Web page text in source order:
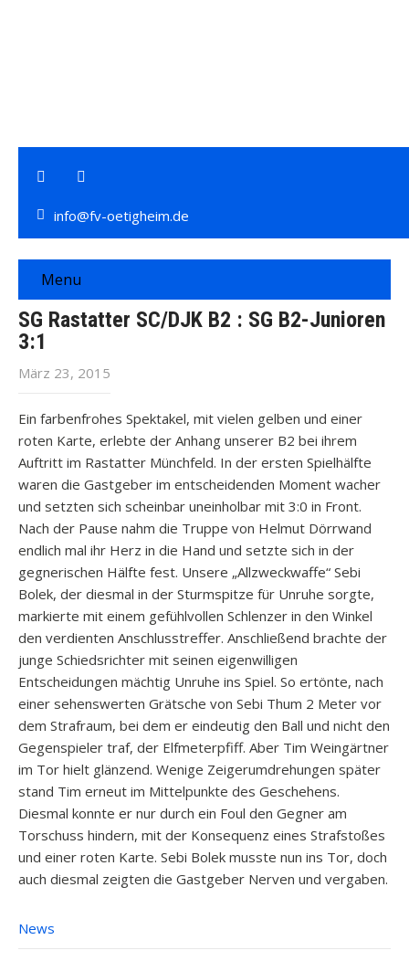
info@fv-oetigheim.de
Menu
SG Rastatter SC/DJK B2 : SG B2-Junioren
3:1
März 23, 2015
Ein farbenfrohes Spektakel, mit vielen gelben und einer
roten Karte, erlebte der Anhang unserer B2 bei ihrem
Auftritt im Rastatter Münchfeld. In der ersten Spielhälfte
waren die Gastgeber im entscheidenden Moment wacher
und setzten sich scheinbar uneinholbar mit 3:0 in Front.
Nach der Pause nahm die Truppe von Helmut Dörrwand
endlich mal ihr Herz in die Hand und setzte sich in der
gegnerischen Hälfte fest. Unsere „Allzweckwaffe“ Sebi
Bolek, der diesmal in der Sturmspitze für Unruhe sorgte,
markierte mit einem gefühlvollen Schlenzer in den Winkel
den verdienten Anschlusstreffer. Anschließend brachte der
junge Schiedsrichter mit seinen eigenwilligen
Entscheidungen mächtig Unruhe ins Spiel. So ertönte, nach
einer sehenswerten Grätsche von Sebi Thum 2 Meter vor
dem Strafraum, bei dem er eindeutig den Ball und nicht den
Gegenspieler traf, der Elfmeterpfiff. Aber Tim Weingärtner
im Tor hielt glänzend. Wenige Zeigerumdrehungen später
stand Tim erneut im Mittelpunkte des Geschehens.
Diesmal konnte er nur durch ein Foul den Gegner am
Torschuss hindern, mit der Konsequenz eines Strafstoßes
und einer roten Karte. Sebi Bolek musste nun ins Tor, doch
auch diesmal zeigten die Gastgeber Nerven und vergaben.
News